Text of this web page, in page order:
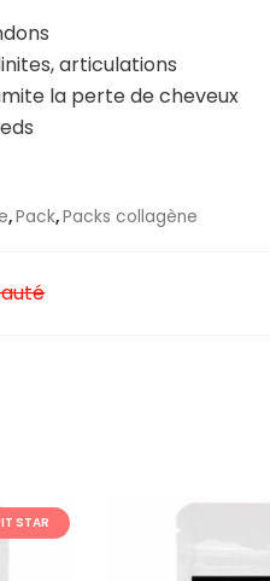
articulations
la perte de cheveux
,Pack,Packs collagène
STAR